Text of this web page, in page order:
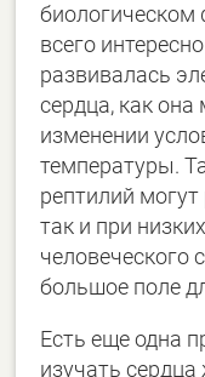
всего
развивалась
сердца, как
изменении
температуры.
рептилий
так и при
человеческого
большое поле
Есть еще одна
изучать